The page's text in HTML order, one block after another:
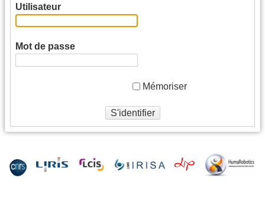
Utilisateur
Mot de passe
Mémoriser
S'identifier